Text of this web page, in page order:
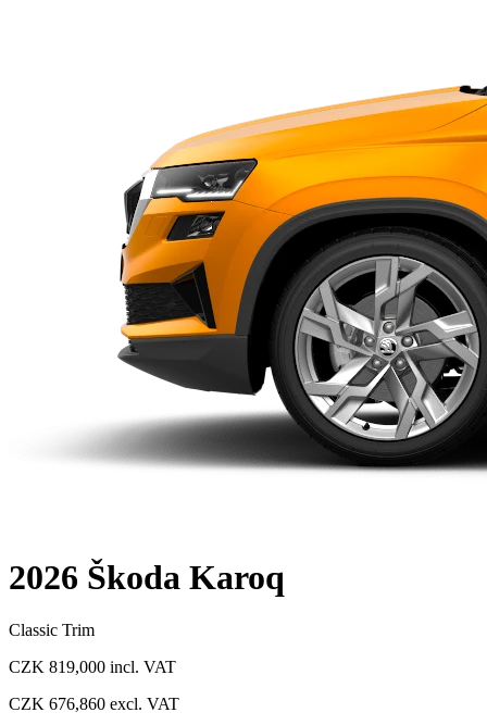
2026 Škoda Karoq
Classic Trim
CZK 819,000 incl. VAT
CZK 676,860 excl. VAT